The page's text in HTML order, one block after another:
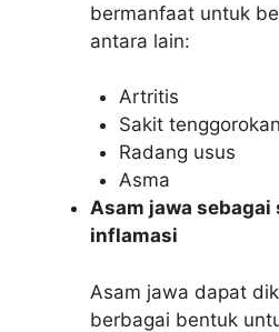
bermanfaat untuk
antara lain:
Artritis
Sakit tenggorokan
Radang usus
Asma
Asam jawa
inflamasi
Asam jawa dapat
berbagai bentuk